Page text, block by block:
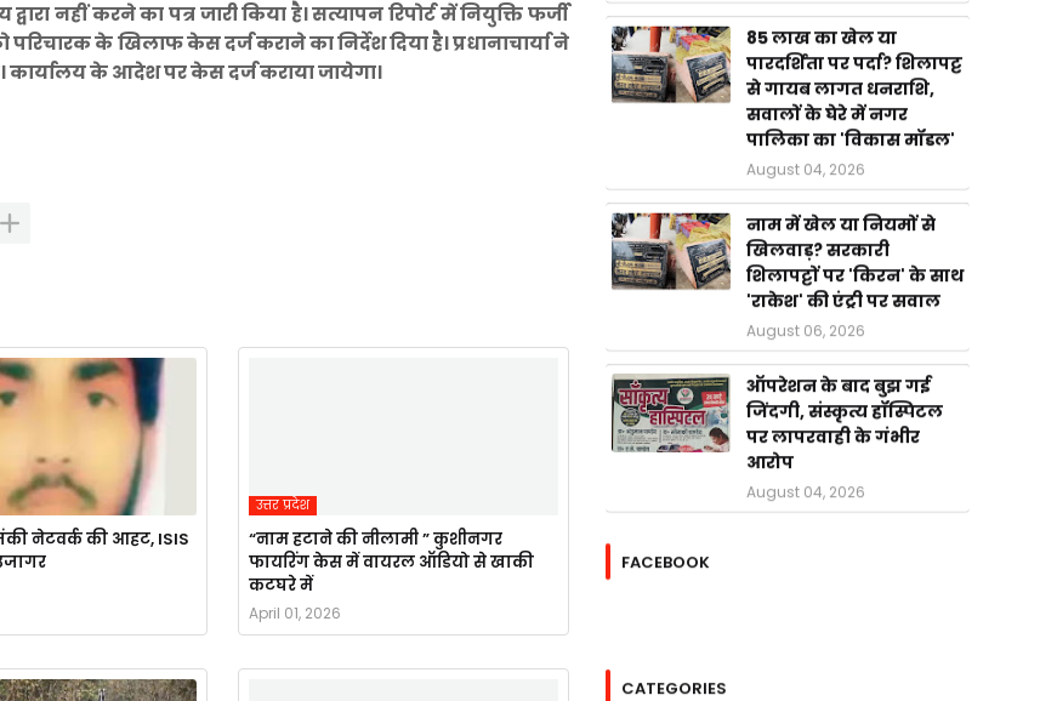
नहीं करने का पत्र जारी किया है। सत्यापन रिपोर्ट में नियुक्ति फर्जी
के खिलाफ केस दर्ज कराने का निर्देश दिया है। प्रधानाचार्या ने
कार्यालय के आदेश पर केस दर्ज कराया जायेगा।
नेटवर्क की आहट, ISIS
उत्तर प्रदेश
“नाम हटाने की नीलामी ” कुशीनगर
फायरिंग केस में वायरल ऑडियो से खाकी
कटघरे में
April 01, 2026
85 लाख का खेल या
पारदर्शिता पर पर्दा? शिलापट्ट
से गायब लागत धनराशि,
सवालों के घेरे में नगर
पालिका का 'विकास मॉडल'
August 04, 2026
नाम में खेल या नियमों से
खिलवाड़? सरकारी
शिलापट्टों पर 'किरन' के साथ
'राकेश' की एंट्री पर सवाल
August 06, 2026
ऑपरेशन के बाद बुझ गई
जिंदगी, संस्कृत्य हॉस्पिटल
पर लापरवाही के गंभीर
आरोप
August 04, 2026
FACEBOOK
CATEGORIES